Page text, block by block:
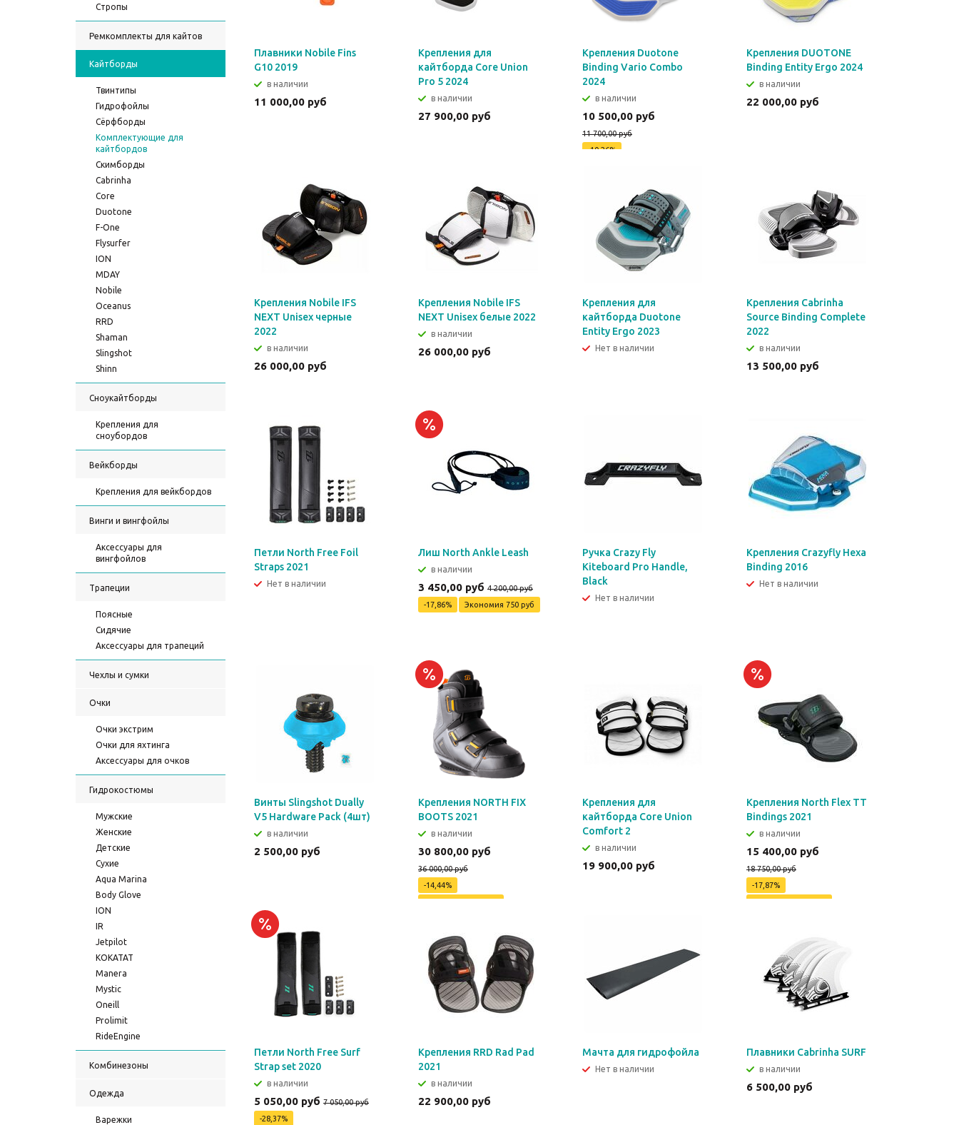
Стропы
Ремкомплекты для кайтов
Кайтборды
Твинтипы
Гидрофойлы
Сёрфборды
Комплектующие для
кайтбордов
Скимборды
Cabrinha
Core
Duotone
F-One
Flysurfer
ION
MDAY
Nobile
Oceanus
RRD
Shaman
Slingshot
Shinn
Сноукайтборды
Крепления для
сноубордов
Вейкборды
Крепления для вейкбордов
Винги и вингфойлы
Аксессуары для
вингфойлов
Трапеции
Поясные
Сидячие
Аксессуары для трапеций
Чехлы и сумки
Очки
Очки экстрим
Очки для яхтинга
Аксессуары для очков
Гидрокостюмы
Мужские
Женские
Детские
Сухие
Aqua Marina
Body Glove
ION
IR
Jetpilot
KOKATAT
Manera
Mystic
Oneill
Prolimit
RideEngine
Комбинезоны
Одежда
Варежки
Плавники Nobile Fins
G10 2019
в наличии
11 000,00 руб
Крепления для
кайтборда Core Union
Pro 5 2024
в наличии
27 900,00 руб
Крепления Duotone
Binding Vario Combo
2024
в наличии
10 500,00 руб
11 700,00 руб
-10,26%
Крепления DUOTONE
Binding Entity Ergo 2024
в наличии
22 000,00 руб
Крепления Nobile IFS
NEXT Unisex черные
2022
в наличии
26 000,00 руб
Крепления Nobile IFS
NEXT Unisex белые 2022
в наличии
26 000,00 руб
Крепления для
кайтборда Duotone
Entity Ergo 2023
Нет в наличии
Крепления Cabrinha
Source Binding Complete
2022
в наличии
13 500,00 руб
Петли North Free Foil
Straps 2021
Нет в наличии
Лиш North Ankle Leash
в наличии
3 450,00 руб 4 200,00 руб
-17,86%
Экономия 750 руб
Ручка Crazy Fly
Kiteboard Pro Handle,
Black
Нет в наличии
Крепления Crazyfly Hexa
Binding 2016
Нет в наличии
Винты Slingshot Dually
V5 Hardware Pack (4шт)
в наличии
2 500,00 руб
Крепления NORTH FIX
BOOTS 2021
в наличии
30 800,00 руб
36 000,00 руб
-14,44%
Крепления для
кайтборда Core Union
Comfort 2
в наличии
19 900,00 руб
Крепления North Flex TT
Bindings 2021
в наличии
15 400,00 руб
18 750,00 руб
-17,87%
Петли North Free Surf
Strap set 2020
в наличии
5 050,00 руб 7 050,00 руб
-28,37%
Крепления RRD Rad Pad
2021
в наличии
22 900,00 руб
Мачта для гидрофойла
Нет в наличии
Плавники Cabrinha SURF
в наличии
6 500,00 руб